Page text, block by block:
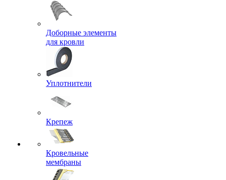
Доборные элементы
для кровли
Уплотнители
Крепеж
Кровельные
мембраны